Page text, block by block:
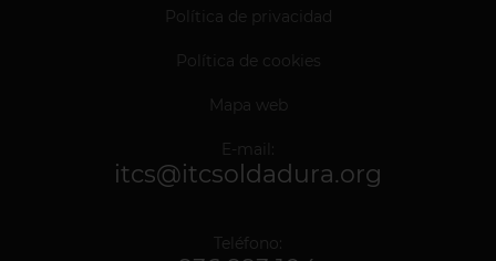
Política de privacidad
Política de cookies
Mapa web
E-mail:
itcs@itcsoldadura.org
Teléfono: